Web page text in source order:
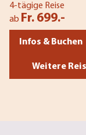
4-tägige Reise
ab Fr. 699.-
Infos & Buchen
Weitere